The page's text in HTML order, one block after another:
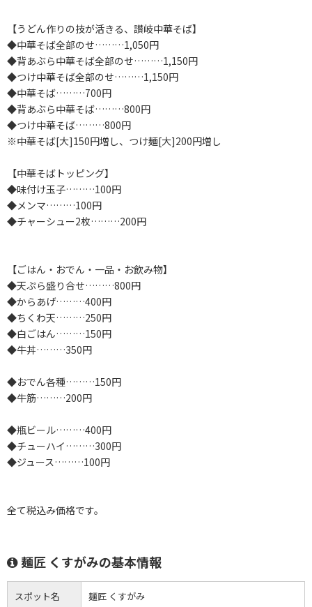
【うどん作りの技が活きる、讃岐中華そば】
◆中華そば全部のせ………1,050円
◆背あぶら中華そば全部のせ………1,150円
◆つけ中華そば全部のせ………1,150円
◆中華そば………700円
◆背あぶら中華そば………800円
◆つけ中華そば………800円
※中華そば[大]150円増し、つけ麺[大]200円増し
【中華そばトッピング】
◆味付け玉子………100円
◆メンマ………100円
◆チャーシュー2枚………200円
【ごはん・おでん・一品・お飲み物】
◆天ぷら盛り合せ………800円
◆からあげ………400円
◆ちくわ天………250円
◆白ごはん………150円
◆牛丼………350円
◆おでん各種………150円
◆牛筋………200円
◆瓶ビール………400円
◆チューハイ………300円
◆ジュース………100円
全て税込み価格です。
麺匠 くすがみの基本情報
スポット名 麺匠 くすがみ